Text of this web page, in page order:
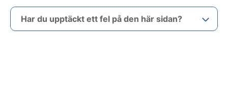
Har du upptäckt ett fel på den här sidan?